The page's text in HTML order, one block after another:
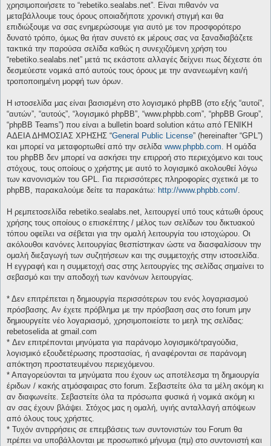
χρησιμοποιήσετε το “rebetiko.sealabs.net”. Είναι πιθανόν να
μεταβάλλουμε τους όρους οποιαδήποτε χρονική στιγμή και θα
επιδιώξουμε να σας ενημερώσουμε για αυτό με τον προσφορότερο
δυνατό τρόπο, όμως θα ήταν συνετό εκ μέρους σας να ξαναδιαβάζετε
τακτικά την παρούσα σελίδα καθώς η συνεχιζόμενη χρήση του
“rebetiko.sealabs.net” μετά τις εκάστοτε αλλαγές δείχνει πως δέχεστε ότι
δεσμεύεστε νομικά από αυτούς τους όρους με την ανανεωμένη και/ή
τροποποιημένη μορφή των όρων.
Η ιστοσελίδα μας είναι βασισμένη στο λογισμικό phpBB (στο εξής “αυτοί”,
“αυτών”, “αυτούς”, “λογισμικό phpBB”, “www.phpbb.com”, “phpBB Group”,
“phpBB Teams”) που είναι a bulletin board solution κάτω από ΓΕΝΙΚΗ
ΑΔΕΙΑ ΔΗΜΟΣΙΑΣ ΧΡΗΣΗΣ “General Public License” (hereinafter “GPL”)
και μπορεί να μεταφορτωθεί από την σελίδα www.phpbb.com. Η ομάδα
του phpBB δεν μπορεί να ασκήσει την επιρροή στο περιεχόμενο και τους
στόχους, τους οποίους ο χρήστης με αυτό το λογισμικό ακολουθεί λόγω
των κανονισμών του GPL. Για περισσότερες πληροφορίες σχετικά με το
phpBB, παρακαλούμε δείτε τα παρακάτω: http://www.phpbb.com/.
Η ρεμπετοσελίδα rebetiko.sealabs.net, λειτουργεί υπό τους κάτωθι όρους
χρήσης τους οποίους ο επισκέπτης / μέλος των σελίδων του δικτυακού
τόπου οφείλει να σέβεται για την ομαλή λειτουργία του ιστοχώρου. Οι
ακόλουθοι κανόνες λειτουργίας θεσπίστηκαν ώστε να διασφαλίσουν την
ομαλή διεξαγωγή των συζητήσεων και της συμμετοχής στην ιστοσελίδα.
Η εγγραφή και η συμμετοχή σας στης λειτουργίες της σελίδας σημαίνει το
σεβασμό και την αποδοχή των κανόνων λειτουργίας.
* Δεν επιτρέπεται η δημιουργία περισσότερων του ενός λογαριασμού
πρόσβασης. Αν έχετε πρόβλημα με την πρόσβαση σας στο forum μην
δημιουργείτε νέο λογαριασμό, χρησιμοποιείστε το μεηλ της σελίδας:
rebetoselida at gmail.com
* Δεν επιτρέπονται μηνύματα για παράνομο λογισμικό/τραγούδια,
λογισμικό εξουδετέρωσης προστασίας, ή αναφέρονται σε παράνομη
απόκτηση προστατευμένου περιεχόμενου.
* Απαγορεύονται τα μηνύματα που έχουν ως αποτέλεσμα τη δημιουργία
έριδων / κακής ατμόσφαιρας στο forum. Σεβαστείτε όλα τα μέλη ακόμη κι
αν διαφωνείτε. Σεβαστείτε όλα τα πρόσωπα φυσικά ή νομικά ακόμη κι
αν σας έχουν βλάψει. Στόχος μας η ομαλή, υγιής ανταλλαγή απόψεων
από όλους τους χρήστες.
* Τυχόν αντιρρήσεις σε επεμβάσεις των συντονιστών του Forum θα
πρέπει να υποβάλλονται με προσωπικό μήνυμα (πμ) στο συντονιστή και